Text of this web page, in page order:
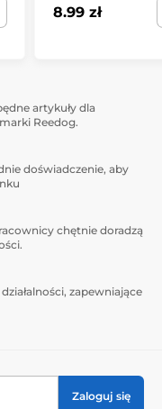
aplikacji
w unikalny
aktywację
lub
o zwierzęciu w
8.99 zł
artykuły dla
Reedog.
doświadczenie, aby
chętnie doradzą
zapewniające
Zaloguj się